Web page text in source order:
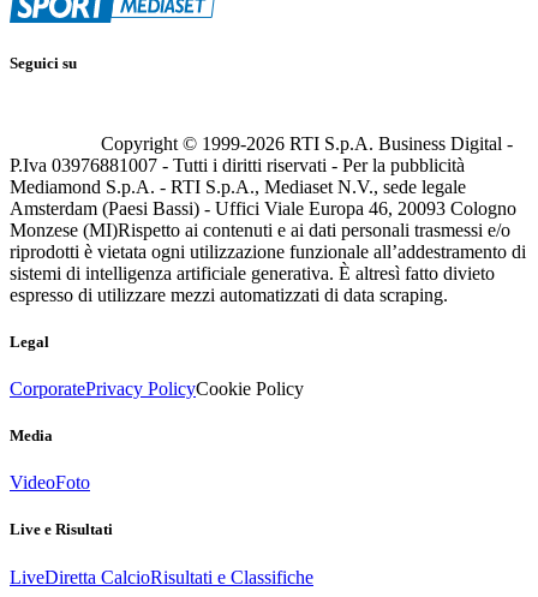
Seguici su
Copyright © 1999-2026 RTI S.p.A. Business Digital -
P.Iva 03976881007 - Tutti i diritti riservati - Per la pubblicità
Mediamond S.p.A. - RTI S.p.A., Mediaset N.V., sede legale
Amsterdam (Paesi Bassi) - Uffici Viale Europa 46, 20093 Cologno
Monzese (MI)Rispetto ai contenuti e ai dati personali trasmessi e/o
riprodotti è vietata ogni utilizzazione funzionale all’addestramento di
sistemi di intelligenza artificiale generativa. È altresì fatto divieto
espresso di utilizzare mezzi automatizzati di data scraping.
Legal
CorporatePrivacy PolicyCookie Policy
Media
VideoFoto
Live e Risultati
LiveDiretta CalcioRisultati e Classifiche